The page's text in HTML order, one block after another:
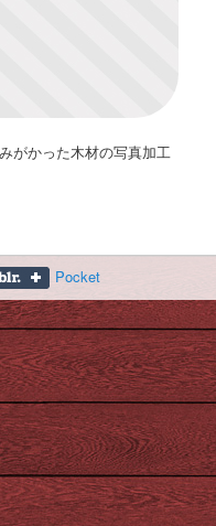
がかった木材の写真加工
Pocket